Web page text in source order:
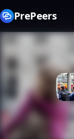
PrePeers